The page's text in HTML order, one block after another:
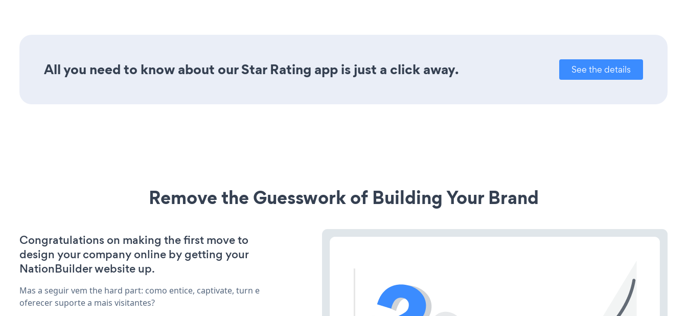
All you need to know about our Star Rating app is just a click away. See the details
Remove the Guesswork of Building Your Brand
Congratulations on making the first move to
design your company online by getting your
NationBuilder website up.
Mas a seguir vem the hard part: como entice, captivate, turn e
oferecer suporte a mais visitantes?